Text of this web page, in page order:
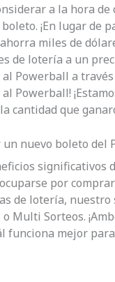
a la hora
¡En lugar de
miles de
de lotería a un
Powerball a
Powerball!
cantidad que
nuevo boleto del
significativos
por
de lotería, nuestro
Multi Sorteos.
funciona mejor